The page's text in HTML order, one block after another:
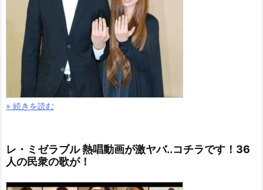
» 続きを読む
レ・ミゼラブル 熱唱動画が激ヤバ..コチラです！36
人の民衆の歌が！